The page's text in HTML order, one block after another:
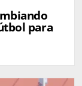
para